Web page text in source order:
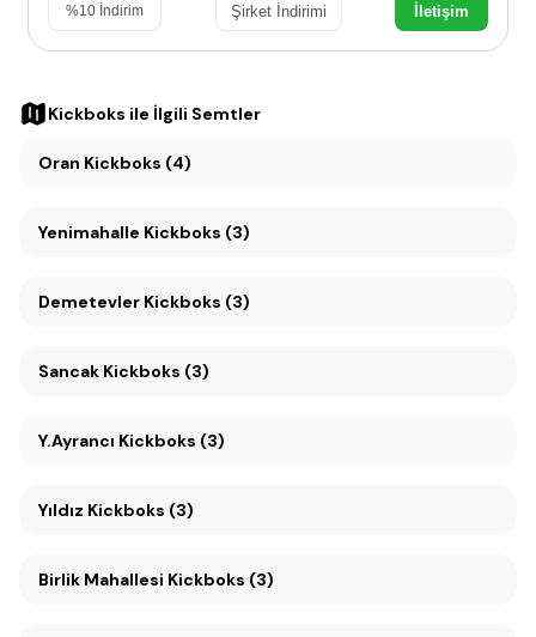
%10 İndirim Şirket İndirimi İletişim
Kickboks ile İlgili Semtler
Oran Kickboks (4)
Yenimahalle Kickboks (3)
Demetevler Kickboks (3)
Sancak Kickboks (3)
Y.Ayrancı Kickboks (3)
Yıldız Kickboks (3)
Birlik Mahallesi Kickboks (3)